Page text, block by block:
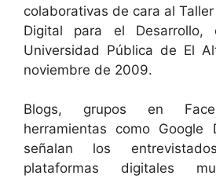
colaborativas de cara al
Digital para el Desarrollo,
Universidad Pública de El
noviembre de 2009.
Blogs, grupos en
herramientas como Google
señalan los
plataformas digitales